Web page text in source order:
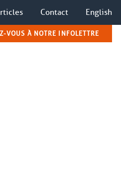
English
Contact
VOUS À NOTRE INFOLETTRE